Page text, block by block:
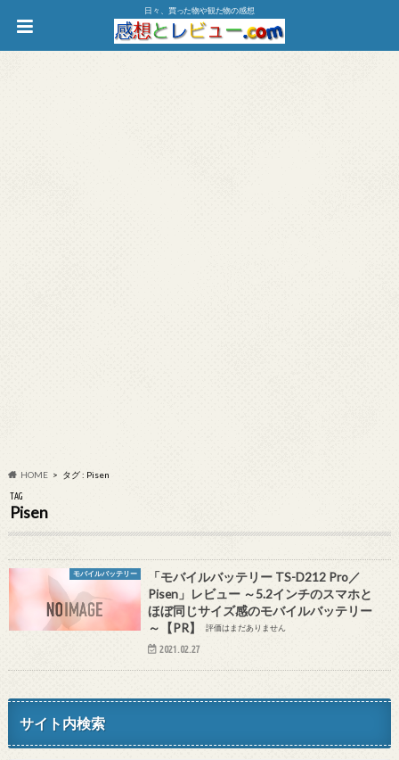
日々、買った物や観た物の感想
HOME タグ : Pisen
TAG
Pisen
モバイルバッテリー
「モバイルバッテリー TS-D212 Pro／
Pisen」レビュー ～5.2インチのスマホと
ほぼ同じサイズ感のモバイルバッテリー
～【PR】
評価はまだありません
2021.02.27
サイト内検索